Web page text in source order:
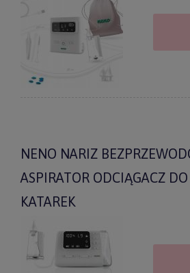
NENO NARIZ
ASPIRATOR ODCIĄGACZ
KATAREK